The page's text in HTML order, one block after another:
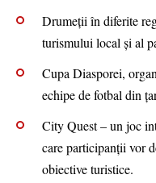
Drumeții în diferite
turismului local și al
Cupa Diasporei,
echipe de fotbal din
City Quest – un joc
care participanții vor
obiective turistice.